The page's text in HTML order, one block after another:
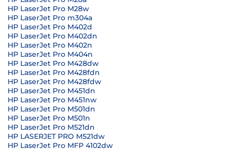
HP LaserJet Pro M28w
HP LaserJet Pro m304a
HP LaserJet Pro M402d
HP LaserJet Pro M402dn
HP LaserJet Pro M402n
HP LaserJet Pro M404n
HP LaserJet Pro M428dw
HP LaserJet Pro M428fdn
HP LaserJet Pro M428fdw
HP LaserJet Pro M451dn
HP LaserJet Pro M451nw
HP LaserJet Pro M501dn
HP LaserJet Pro M501n
HP LaserJet Pro M521dn
HP LASERJET PRO M521dw
HP LaserJet Pro MFP 4102dw